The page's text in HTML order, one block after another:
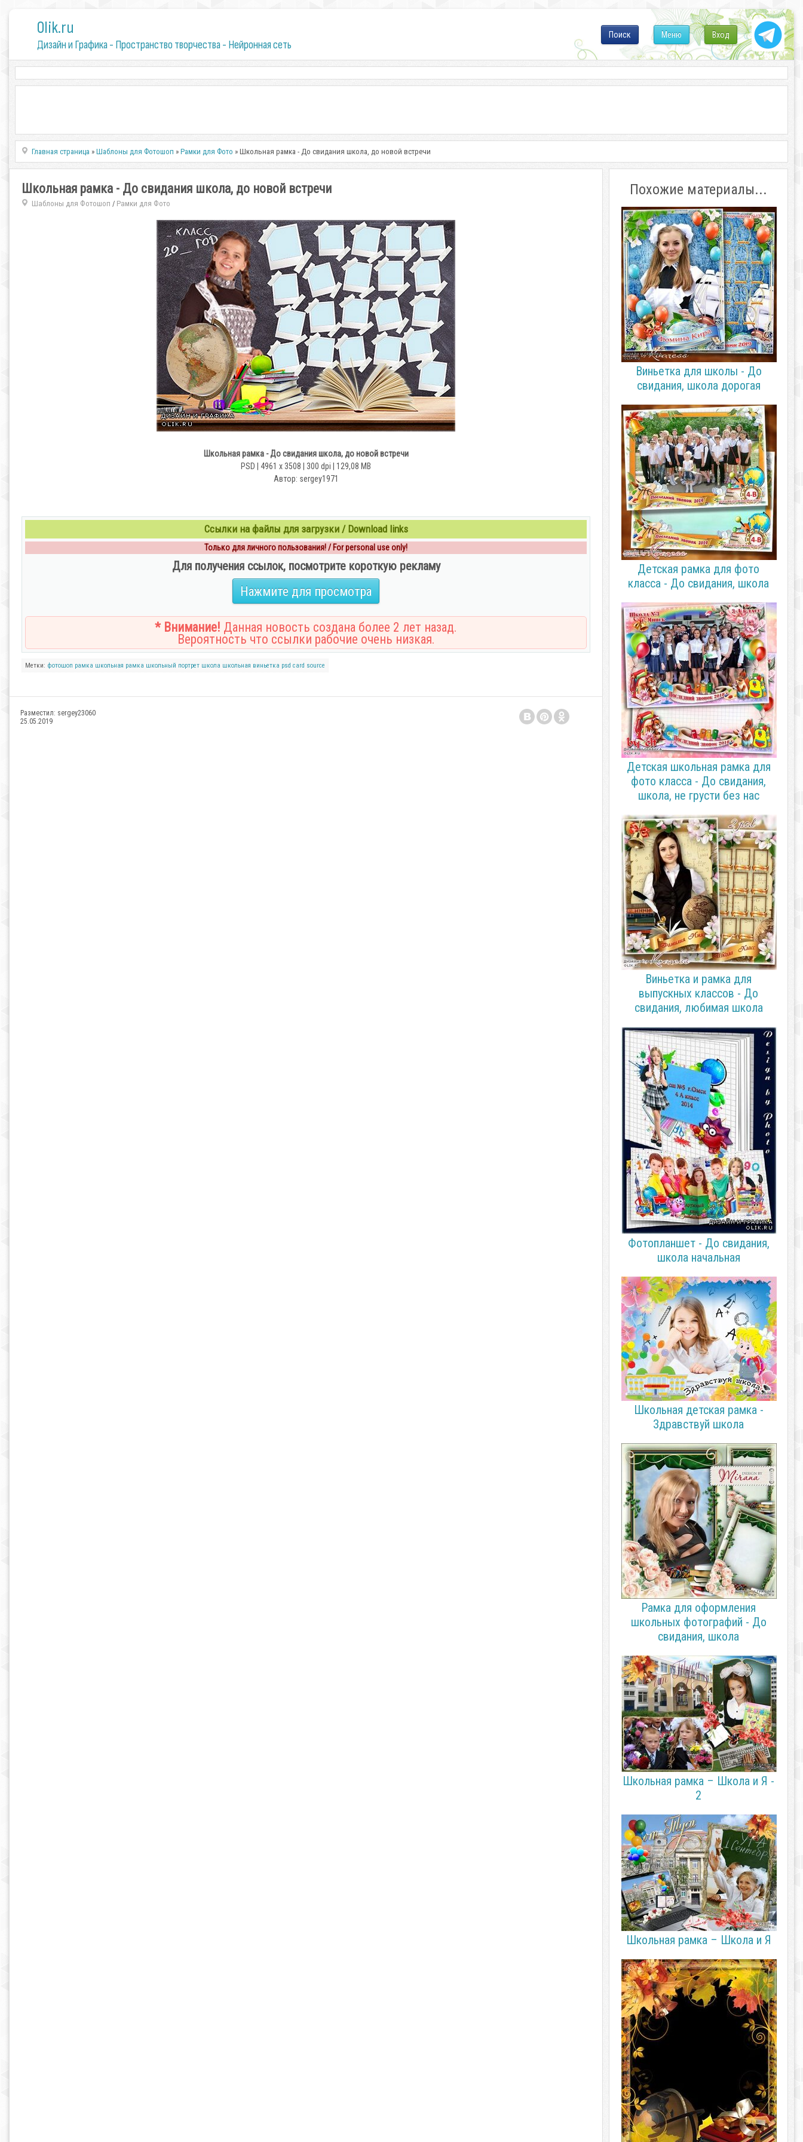
0lik.ru
Дизайн и Графика - Пространство творчества - Нейронная сеть
Вход
Меню
Поиск
Главная страница »Шаблоны для Фотошоп »Рамки для Фото » Школьная рамка - До свидания школа, до новой встречи
Школьная рамка - До свидания школа, до новой встречи
Шаблоны для Фотошоп / Рамки для Фото
Школьная рамка - До свидания школа, до новой встречи
PSD | 4961 x 3508 | 300 dpi | 129,08 MB
Автор: sergey1971
Ссылки на файлы для загрузки / Download links
Только для личного пользования! / For personal use only!
Для получения ссылок, посмотрите короткую рекламу
Нажмите для просмотра
* Внимание! Данная новость создана более 2 лет назад.
Вероятность что ссылки рабочие очень низкая.
Метки: фотошоп рамка школьная рамка школьный портрет школа школьная виньетка psd card source
Разместил: sergey23060
25.05.2019
Похожие материалы...
Виньетка для школы - До
свидания, школа дорогая
Детская рамка для фото
класса - До свидания, школа
Детская школьная рамка для
фото класса - До свидания,
школа, не грусти без нас
Виньетка и рамка для
выпускных классов - До
свидания, любимая школа
Фотопланшет - До свидания,
школа начальная
Школьная детская рамка -
Здравствуй школа
Рамка для оформления
школьных фотографий - До
свидания, школа
Школьная рамка – Школа и Я -
2
Школьная рамка – Школа и Я